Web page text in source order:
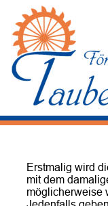
Erstmalig wird
mit dem
möglicherweise